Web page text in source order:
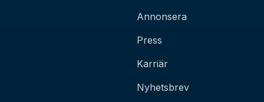
Annonsera
Press
Karriär
Nyhetsbrev